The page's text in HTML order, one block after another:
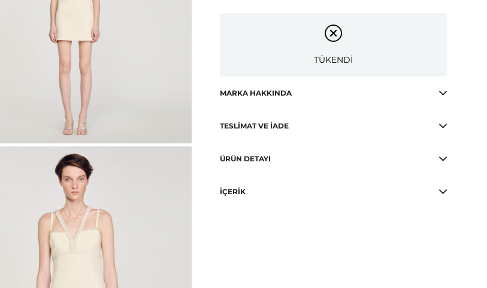
TÜKENDİ
MARKA HAKKINDA
TESLIMAT VE İADE
ÜRÜN DETAYI
İÇERIK